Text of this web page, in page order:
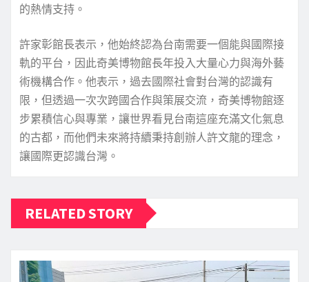
的熱情支持。
許家彰館長表示，他始終認為台南需要一個能與國際接
軌的平台，因此奇美博物館長年投入大量心力與海外藝
術機構合作。他表示，過去國際社會對台灣的認識有
限，但透過一次次跨國合作與策展交流，奇美博物館逐
步累積信心與專業，讓世界看見台南這座充滿文化氣息
的古都，而他們未來將持續秉持創辦人許文龍的理念，
讓國際更認識台灣。
RELATED STORY